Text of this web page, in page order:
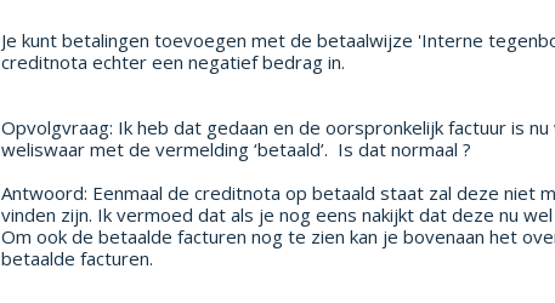
Je kunt betalingen toevoegen met de betaalwijze 'Interne
creditnota echter een negatief bedrag in.
Opvolgvraag: Ik heb dat gedaan en de oorspronkelijk factuur is
weliswaar met de vermelding ‘betaald’. Is dat normaal ?
Antwoord: Eenmaal de creditnota op betaald staat zal deze niet
vinden zijn. Ik vermoed dat als je nog eens nakijkt dat deze nu
Om ook de betaalde facturen nog te zien kan je bovenaan het
betaalde facturen.